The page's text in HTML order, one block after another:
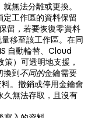
無法分離或更換。
工作區的資料保留
留，若要恢復零資料
移至該工作區。在同
自動輪替、Cloud
）可透明地支援，
換到不同的金鑰需要
。撤銷或停用金鑰會
久無法存取，且沒有